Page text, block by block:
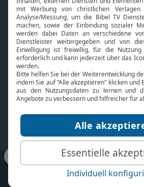
Bibel TV
Über uns
Jobs
Mediadaten
bibeltv.de: Impressum